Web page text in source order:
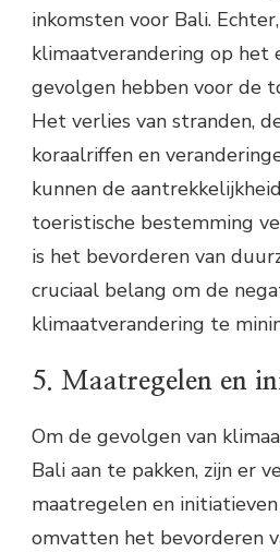
inkomsten voor Bali.
klimaatverandering op het
gevolgen hebben voor de
Het verlies van stranden,
koraalriffen en
kunnen de
toeristische bestemming
is het bevorderen van
cruciaal belang om de
klimaatverandering te
5. Maatregelen en
Om de gevolgen van
Bali aan te pakken, zijn er
maatregelen en
omvatten het bevorderen